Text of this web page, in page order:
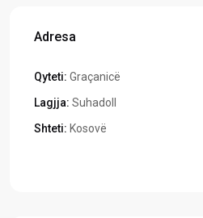
Adresa
Qyteti: Graçanicë
Lagjja: Suhadoll
Shteti: Kosovë